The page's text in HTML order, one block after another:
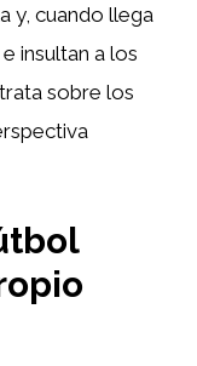
y, cuando llega
insultan a los
sobre los